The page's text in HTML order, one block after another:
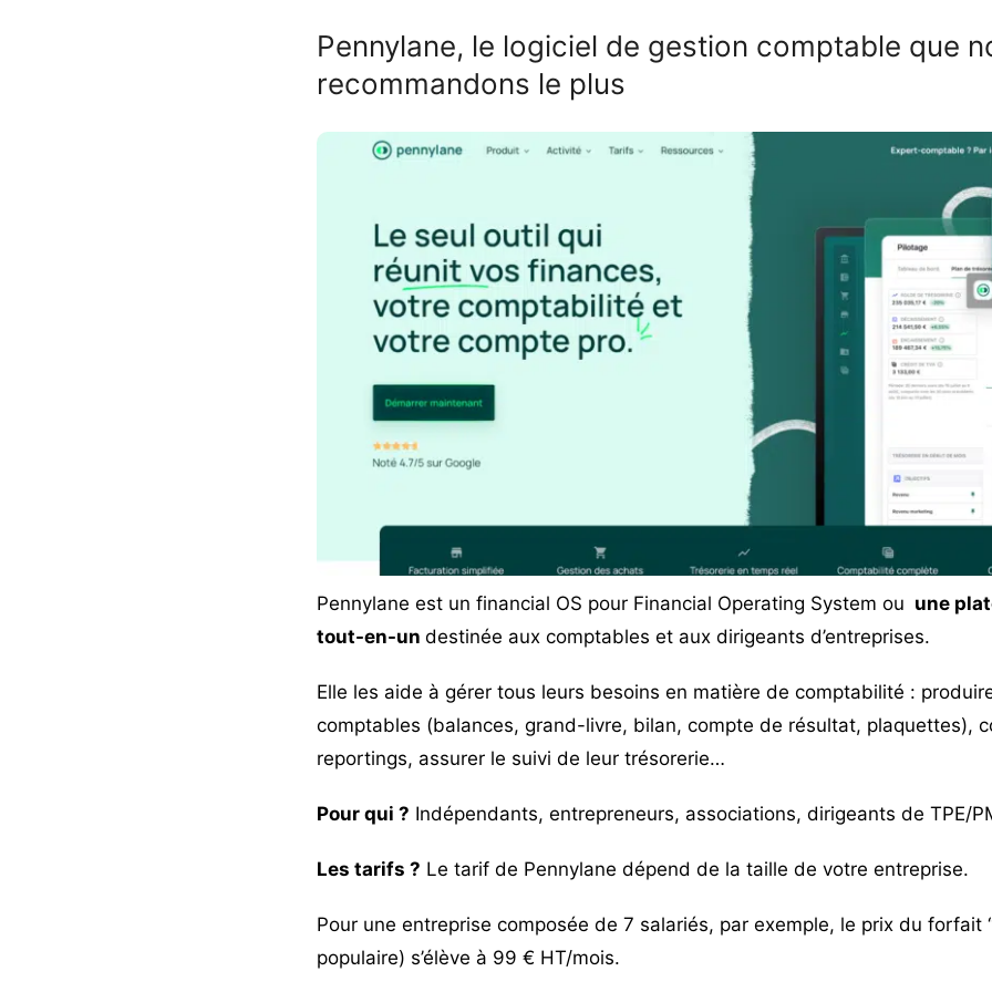
Pennylane, le logiciel de gestion comptable que
recommandons le plus
Pennylane est un financial OS pour Financial Operating System ou une
tout-en-un destinée aux comptables et aux dirigeants d’entreprises.
Elle les aide à gérer tous leurs besoins en matière de comptabilité :
comptables (balances, grand-livre, bilan, compte de résultat, plaquettes),
reportings, assurer le suivi de leur trésorerie…
Pour qui ? Indépendants, entrepreneurs, associations, dirigeants de TPE/
Les tarifs ? Le tarif de Pennylane dépend de la taille de votre entreprise.
Pour une entreprise composée de 7 salariés, par exemple, le prix du forfait
populaire) s’élève à 99 € HT/mois.